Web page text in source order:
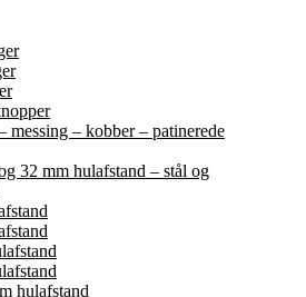
messing – kobber – patinerede
32 mm hulafstand – stål og
hulafstand